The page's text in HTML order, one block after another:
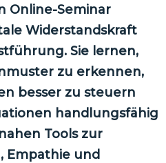
Online-Seminar
Widerstandskraft
Sie lernen,
zu erkennen,
besser zu steuern
handlungsfähig
Tools zur
Empathie und